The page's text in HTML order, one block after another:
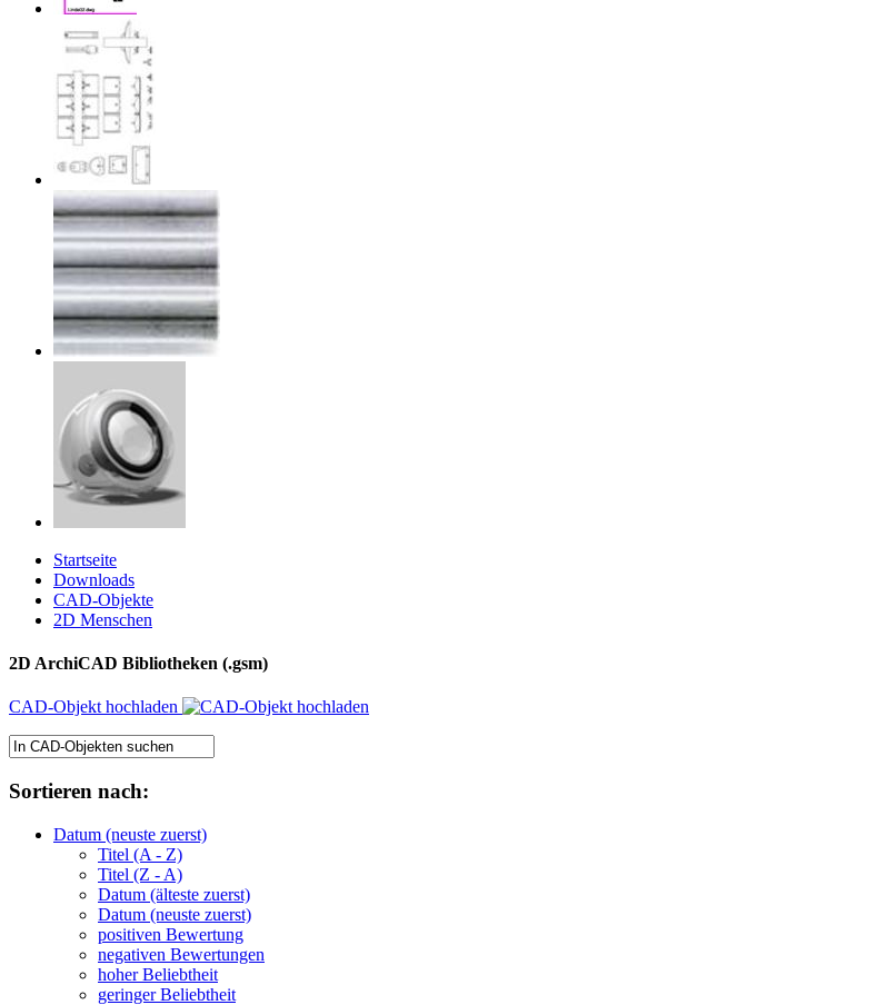
Startseite
Downloads
CAD-Objekte
2D Menschen
2D ArchiCAD Bibliotheken (.gsm)
CAD-Objekt hochladen
Sortieren nach:
Datum (neuste zuerst)
Titel (A - Z)
Titel (Z - A)
Datum (älteste zuerst)
Datum (neuste zuerst)
positiven Bewertung
negativen Bewertungen
hoher Beliebtheit
geringer Beliebtheit